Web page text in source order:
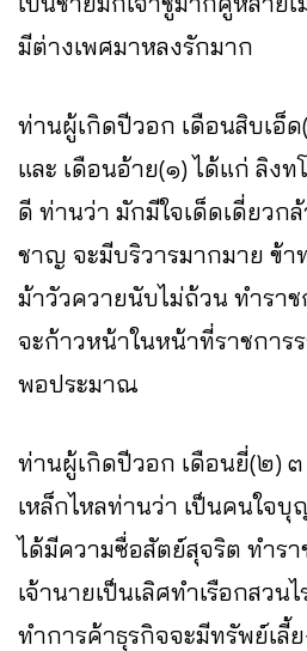
มีต่างเพศมาหลงรักมาก
ท่านผู้เกิดปีวอก เดือนสิบเอ็
และ เดือนอ้าย(๑) ได้แก่ ลิงท
ดี ท่านว่า มักมีใจเด็ดเดี่ยวก
ชาญ จะมีบริวารมากมาย ข้
ม้าวัวควายนับไม่ถ้วน ทำรา
จะก้าวหน้าในหน้าที่ราชการ
พอประมาณ
ท่านผู้เกิดปีวอก เดือนยี่(๒)
เหล็กไหลท่านว่า เป็นคนใจบุ
ได้มีความซื่อสัตย์สุจริต ทำร
เจ้านายเป็นเลิศทำเรือกสว
ทำการค้าธุรกิจจะมีทรัพย์เลี้